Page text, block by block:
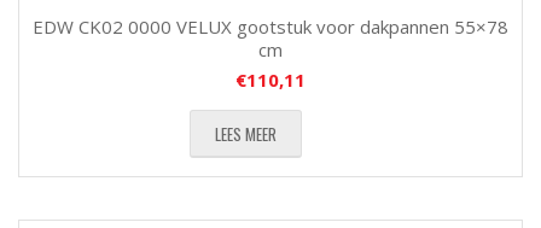
EDW CK02 0000 VELUX gootstuk voor dakpannen 55×78
cm
€110,11
LEES MEER